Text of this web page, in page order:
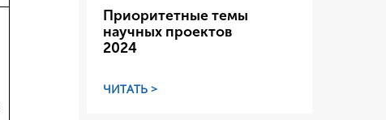
Приоритетные темы
научных проектов
2024
ЧИТАТЬ >